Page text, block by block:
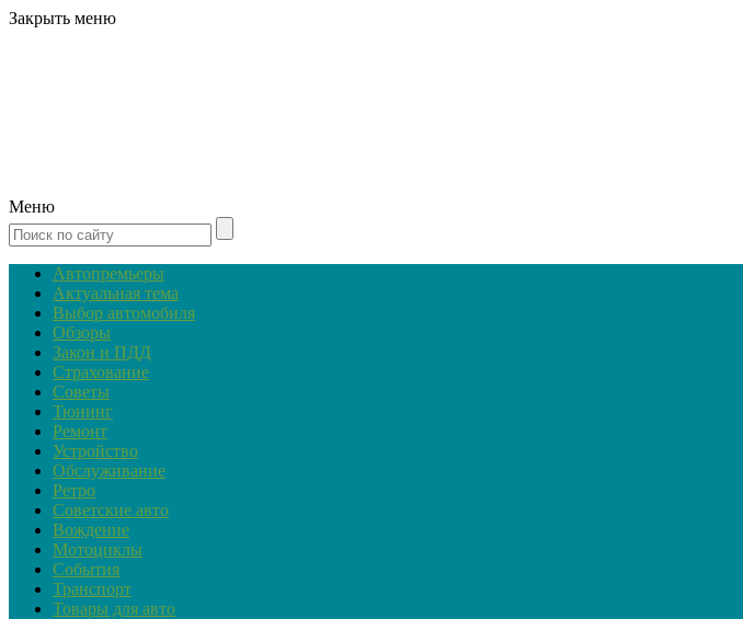
Закрыть меню
Меню
Автопремьеры
Актуальная тема
Выбор автомобиля
Обзоры
Закон и ПДД
Страхование
Советы
Тюнинг
Ремонт
Устройство
Обслуживание
Ретро
Советские авто
Вождение
Мотоциклы
События
Транспорт
Товары для авто